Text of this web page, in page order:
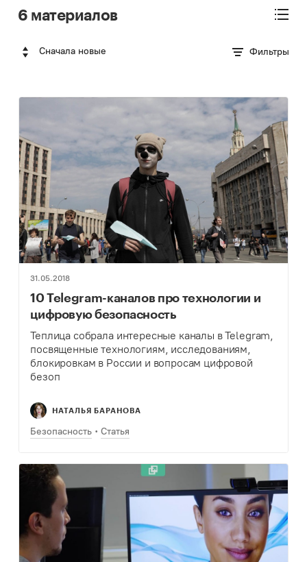
6 материалов
Сначала новые Фильтры
31.05.2018
10 Telegram-каналов про технологии и
цифровую безопасность
Теплица собрала интересные каналы в Telegram,
посвященные технологиям, исследованиям,
блокировкам в России и вопросам цифровой
безоп
НАТАЛЬЯ БАРАНОВА
Безопасность Статья